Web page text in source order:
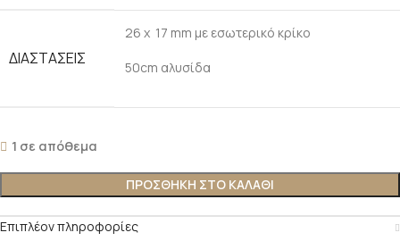
ΔΙΑΣΤΑΣΕΙΣ
26 x 17 mm με εσωτερικό κρίκο
50cm αλυσίδα
1 σε απόθεμα
ΠΡΟΣΘΗΚΗ ΣΤΟ ΚΑΛΑΘΙ
Επιπλέον πληροφορίες